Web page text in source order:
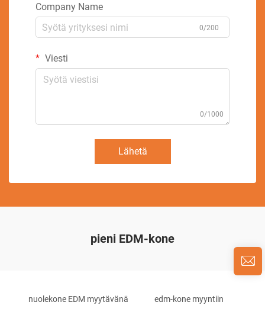
Company Name
0/200
Viesti
0/1000
Lähetä
pieni EDM-kone
nuolekone EDM myytävänä edm-kone myyntiin